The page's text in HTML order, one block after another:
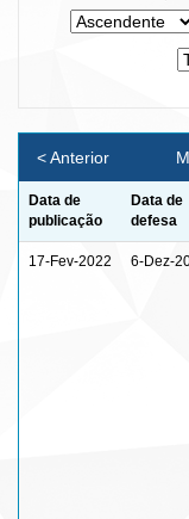
< Anterior
Data de
publicação
Data de
defesa
17-Fev-2022 6-Dez-